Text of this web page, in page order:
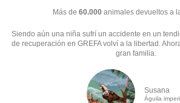
Más de 60.000 animales devueltos a
Siendo aún una niña sufrí un accidente en un
de recuperación en GREFA volví a la libertad.
gran familia.
Susana
Águila